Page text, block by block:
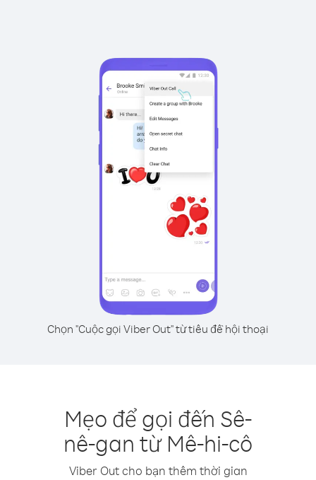
Chọn "Cuộc gọi Viber Out" từ tiêu đề hội thoại
Mẹo để gọi đến Sê-
nê-gan từ Mê-hi-cô
Viber Out cho bạn thêm thời gian